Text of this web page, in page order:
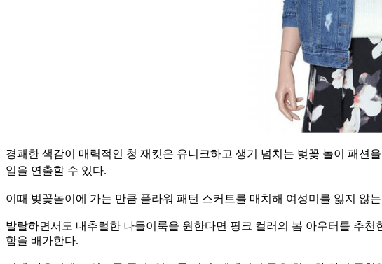
경쾌한 색감이 매력적인 청 재킷은 유니크하고 생기 넘치는 벚꽃 놀이 패션
일을 연출할 수 있다.
이때 벚꽃놀이에 가는 만큼 플라워 패턴 스커트를 매치해 여성미를 잃지 않
발랄하면서도 내추럴한 나들이룩을 원한다면 핑크 컬러의 봄 아우터를 추
함을 배가한다.